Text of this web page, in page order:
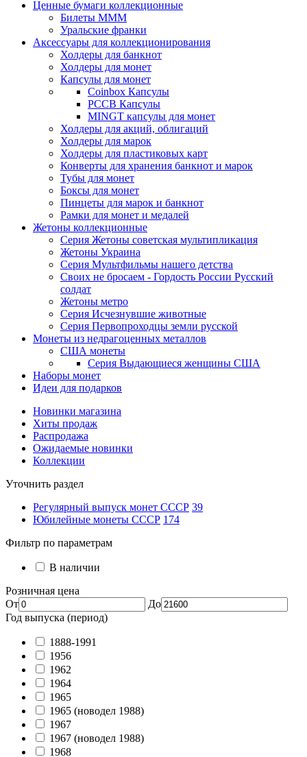
Ценные бумаги коллекционные
Билеты МММ
Уральские франки
Аксессуары для коллекционирования
Холдеры для банкнот
Холдеры для монет
Капсулы для монет
Coinbox Капсулы
РССВ Капсулы
MINGT капсулы для монет
Холдеры для акций, облигаций
Холдеры для марок
Холдеры для пластиковых карт
Конверты для хранения банкнот и марок
Тубы для монет
Боксы для монет
Пинцеты для марок и банкнот
Рамки для монет и медалей
Жетоны коллекционные
Серия Жетоны советская мультипликация
Жетоны Украина
Серия Мультфильмы нашего детства
Своих не бросаем - Гордость России Русский
солдат
Жетоны метро
Серия Исчезнувшие животные
Серия Первопроходцы земли русской
Монеты из недрагоценных металлов
США монеты
Серия Выдающиеся женщины США
Наборы монет
Идеи для подарков
Новинки магазина
Хиты продаж
Распродажа
Ожидаемые новинки
Коллекции
Уточнить раздел
Регулярный выпуск монет СССР 39
Юбилейные монеты СССР 174
Фильтр по параметрам
В наличии
Розничная цена
От
До
Год выпуска (период)
1888-1991
1956
1962
1964
1965
1965 (новодел 1988)
1967
1967 (новодел 1988)
1968